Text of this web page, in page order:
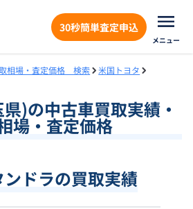
30秒簡単査定申込
メニュー
相場・査定価格 検索
米国トヨタ
)の中古車買取実績・
場・査定価格
ドラの買取実績